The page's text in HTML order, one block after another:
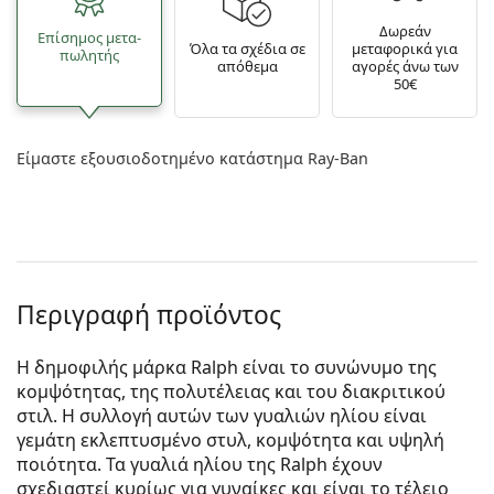
Επίσημος μετα­
πωλητής
Όλα τα σχέδια σε
απόθεμα
Δωρεάν
μεταφορικά για
αγορές άνω των
50€
Είμαστε εξουσιοδοτημένο κατάστημα Ray-Ban
Περιγραφή προϊόντος
Η δημοφιλής μάρκα Ralph είναι το συνώνυμο της
κομψότητας, της πολυτέλειας και του διακριτικού
στιλ. Η συλλογή αυτών των γυαλιών ηλίου είναι
γεμάτη εκλεπτυσμένο στυλ, κομψότητα και υψηλή
ποιότητα. Τα γυαλιά ηλίου της Ralph έχουν
σχεδιαστεί κυρίως για γυναίκες και είναι το τέλειο